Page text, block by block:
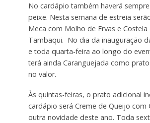
No cardápio também haverá
peixe. Nesta semana de estreia
Meca com Molho de Ervas e Costela
Tambaqui. No dia da inauguração
e toda quarta-feira ao longo do
terá ainda Caranguejada como
no valor.
Às quintas-feiras, o prato adicional
cardápio será Creme de Queijo com
outra novidade deste ano. Toda